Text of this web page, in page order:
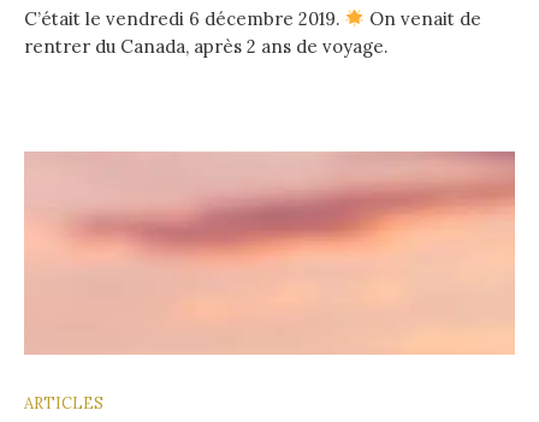
C’était le vendredi 6 décembre 2019.
On venait de
rentrer du Canada, après 2 ans de voyage.
ARTICLES